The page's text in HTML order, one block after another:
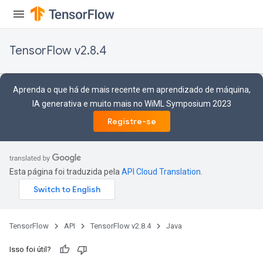
TensorFlow v2.8.4
Aprenda o que há de mais recente em aprendizado de máquina,
IA generativa e muito mais no WiML Symposium 2023
Registre-se
Esta página foi traduzida pela API Cloud Translation
TensorFlow API TensorFlow v2.8.4 Java
Isso foi útil?